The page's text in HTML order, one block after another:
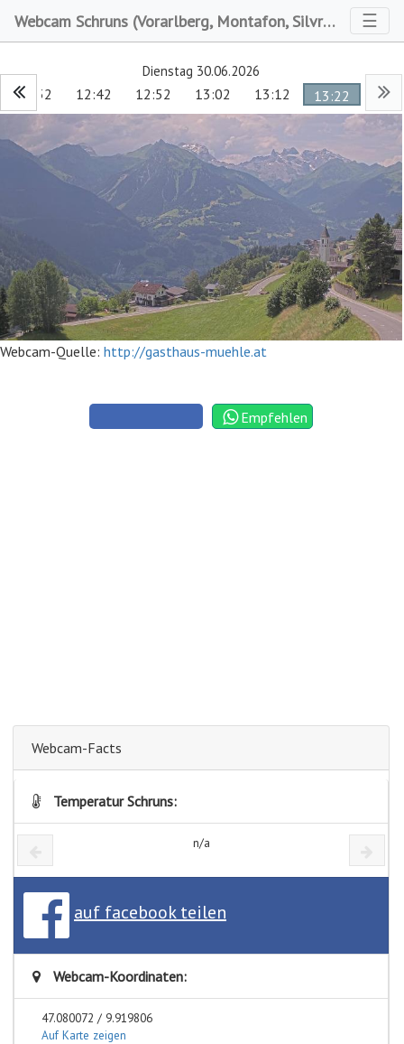
Webcam Schruns (Vorarlberg, Montafon, Silvretta Montafon, Silbertal) ☰
Dienstag 30.06.2026
12:32 12:42 12:52 13:02 13:12 13:22
Webcam-Quelle: http://gasthaus-muehle.at
Empfehlen
Webcam-Facts
Temperatur Schruns:
n/a
auf facebook teilen
Webcam-Koordinaten:
47.080072 / 9.919806
Auf Karte zeigen